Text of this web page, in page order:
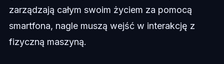
zarządzają całym swoim życiem za pomocą
smartfona, nagle muszą wejść w interakcję z
fizyczną maszyną.